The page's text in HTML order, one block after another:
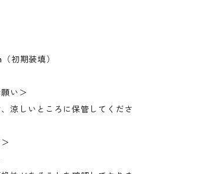
初期装填）
い＞
涼しいところに保管してくださ